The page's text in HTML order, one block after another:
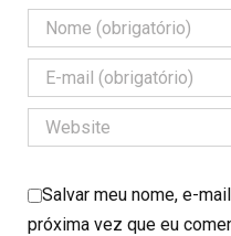
Salvar meu nome, e-
próxima vez que eu